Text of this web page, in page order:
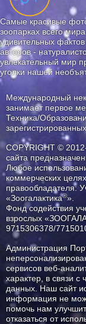
Самые красивые
зоопарках всего
удивительных
авторов -
увлекательный мир
уголки нашей
Международный
занимает первое
Техника/
COPYRIGHT ©
сайта
Любое
коммерческих
правообладателя:
«Зоогалактика®».
Фонд содействия
взрослых
9715306378/
Администрация
сервисов веб-
характер, в связи с
данных. Наш сайт
информация не
помочь нам
отказаться от